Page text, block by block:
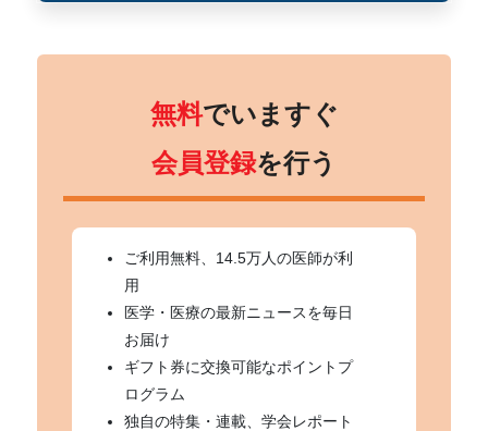
無料でいますぐ
会員登録を行う
ご利用無料、14.5万人の医師が利
用
医学・医療の最新ニュースを毎日
お届け
ギフト券に交換可能なポイントプ
ログラム
独自の特集・連載、学会レポート